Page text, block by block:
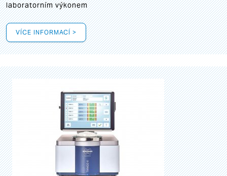
laboratorním výkonem
VÍCE INFORMACÍ >